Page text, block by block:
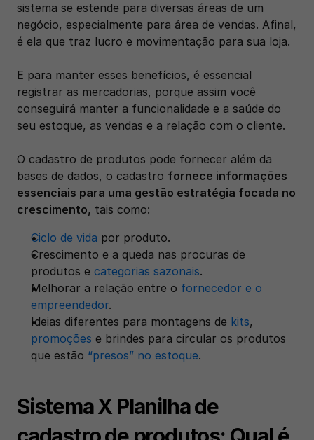
sistema se estende para diversas áreas de um
negócio, especialmente para área de vendas. Afinal,
é ela que traz lucro e movimentação para sua loja.
E para manter esses benefícios, é essencial
registrar as mercadorias, porque assim você
conseguirá manter a funcionalidade e a saúde do
seu estoque, as vendas e a relação com o cliente.
O cadastro de produtos pode fornecer além da
bases de dados, o cadastro fornece informações
essenciais para uma gestão estratégia focada no
crescimento, tais como:
Ciclo de vida por produto.
Crescimento e a queda nas procuras de
produtos e categorias sazonais.
Melhorar a relação entre o fornecedor e o
empreendedor.
Ideias diferentes para montagens de kits
promoções e brindes para circular os produtos
que estão “presos” no estoque.
Sistema X Planilha de